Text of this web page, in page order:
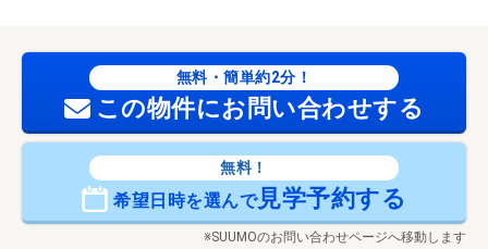
無料・簡単約2分！
この物件にお問い合わせする
無料！
希望日時を選んで見学予約する
※SUUMOのお問い合わせページへ移動します